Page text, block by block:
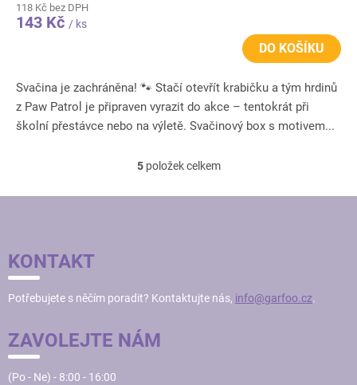
118 Kč bez DPH
143 Kč / ks
DO KOŠÍKU
Svačina je zachráněna! 🐾 Stačí otevřít krabičku a tým hrdinů
z Paw Patrol je připraven vyrazit do akce – tentokrát při
školní přestávce nebo na výletě. Svačinový box s motivem...
O
p
5položek celkem
A
T
KONTAKT
Potřebujete s něčím poradit? Kontaktujte nás, info@garfoo.cz.
ZAVOLEJTE NÁM
(Po - Ne) - 8:00 - 16:00